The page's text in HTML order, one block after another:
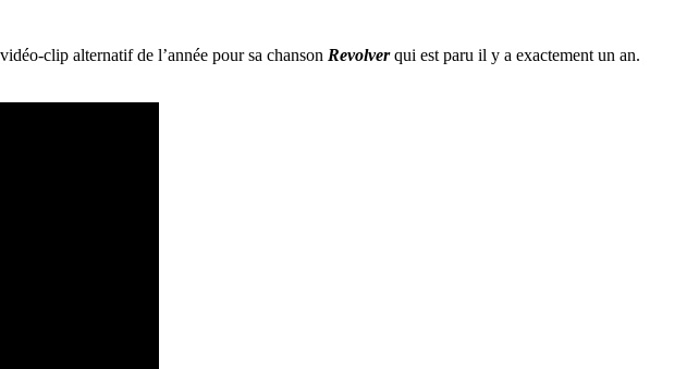
clip alternatif de l’année pour sa chanson Revolverqui est paru il y a exactement un an.